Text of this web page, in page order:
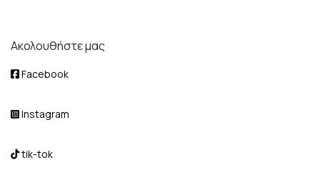
Ακολουθήστε μας
Facebook
Instagram
tik-tok